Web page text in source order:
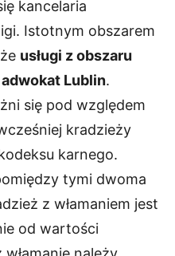
kancelaria
Istotnym obszarem
usługi z obszaru
Lublin.
się pod względem
kradzieży
karnego.
tymi dwoma
z włamaniem jest
od wartości